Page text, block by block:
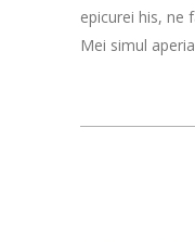
epicurei his, ne
Mei simul